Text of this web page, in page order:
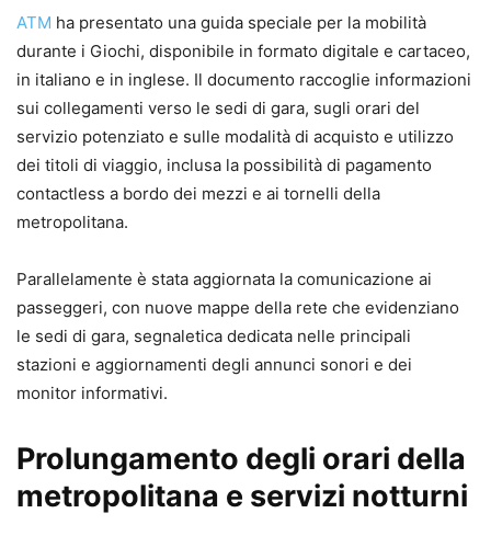
ATM ha presentato una guida speciale per la mobilità
durante i Giochi, disponibile in formato digitale e cartaceo,
in italiano e in inglese. Il documento raccoglie informazioni
sui collegamenti verso le sedi di gara, sugli orari del
servizio potenziato e sulle modalità di acquisto e utilizzo
dei titoli di viaggio, inclusa la possibilità di pagamento
contactless a bordo dei mezzi e ai tornelli della
metropolitana.
Parallelamente è stata aggiornata la comunicazione ai
passeggeri, con nuove mappe della rete che evidenziano
le sedi di gara, segnaletica dedicata nelle principali
stazioni e aggiornamenti degli annunci sonori e dei
monitor informativi.
Prolungamento degli orari della
metropolitana e servizi notturni